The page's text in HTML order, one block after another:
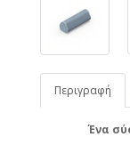
Περιγραφή
Ένα